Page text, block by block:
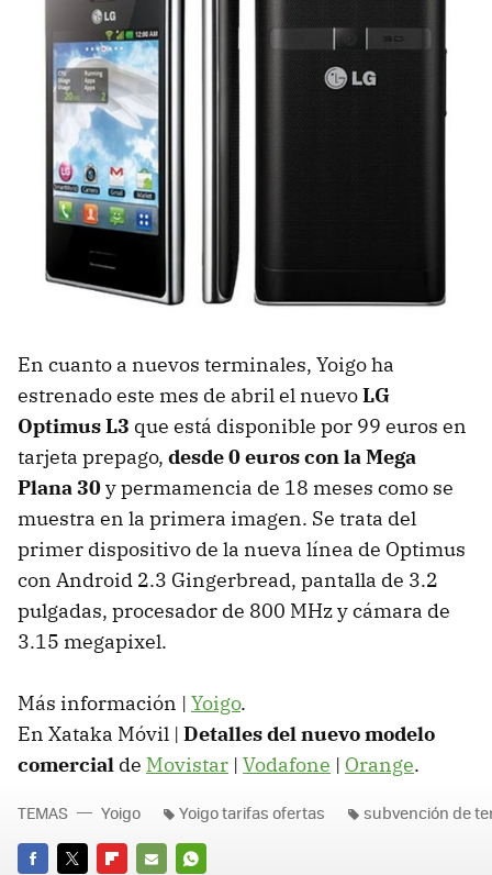
En cuanto a nuevos terminales, Yoigo ha
estrenado este mes de abril el nuevoLG
Optimus L3 que está disponible por 99 euros en
tarjeta prepago, desde 0 euros con la Mega
Plana 30y permamencia de 18 meses como se
muestra en la primera imagen. Se trata del
primer dispositivo de la nueva línea de Optimus
con Android 2.3 Gingerbread, pantalla de 3.2
pulgadas, procesador de 800 MHz y cámara de
3.15 megapixel.
Más información | Yoigo.
En Xataka Móvil | Detalles del nuevo modelo
comercial de Movistar | Vodafone | Orange.
TEMAS Yoigo Yoigo tarifas ofertas subvención de